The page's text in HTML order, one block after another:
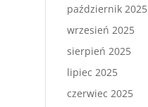
październik 2025
wrzesień 2025
sierpień 2025
lipiec 2025
czerwiec 2025